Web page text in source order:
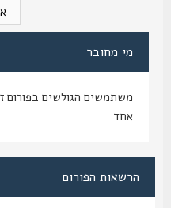
מי מחובר
משתמשים הגולשים בפורום זה:
הרשאות הפורום